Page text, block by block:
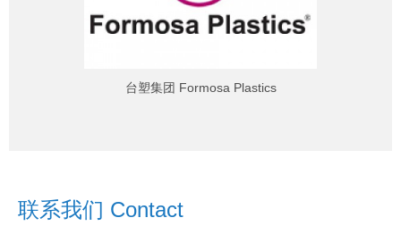
台塑集团 Formosa Plastics
联系我们 Contact